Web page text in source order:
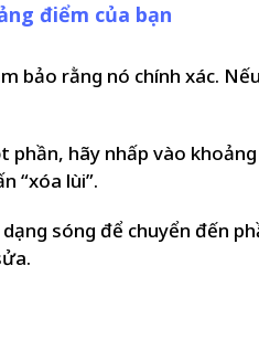
điểm của bạn
bảo rằng nó chính xác.
hãy nhấp vào
“xóa lùi”.
dạng sóng để chuyển đến